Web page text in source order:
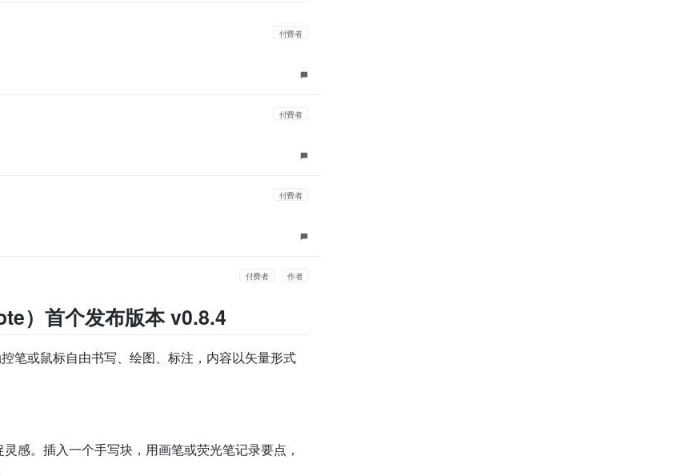
付费者
付费者
付费者
付费者 作者
）首个发布版本 v0.8.4
笔或鼠标自由书写、绘图、标注，内容以矢量形式
感。插入一个手写块，用画笔或荧光笔记录要点，